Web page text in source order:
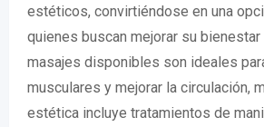
estéticos, convirtiéndose en una
quienes buscan mejorar su
masajes disponibles son ideales
musculares y mejorar la circulación,
estética incluye tratamientos de